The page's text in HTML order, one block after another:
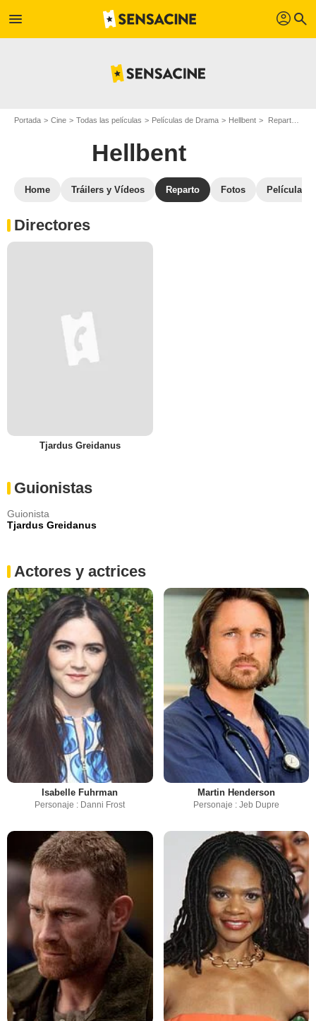
menu profil search
Portada Cine Todas las películas Películas de Drama Hellbent Reparto Hellbent
Hellbent
Home Tráilers y Vídeos Reparto Fotos Películas
Directores
Tjardus Greidanus
Guionistas
Guionista
Tjardus Greidanus
Actores y actrices
Isabelle Fuhrman
Personaje : Danni Frost
Martin Henderson
Personaje : Jeb Dupre